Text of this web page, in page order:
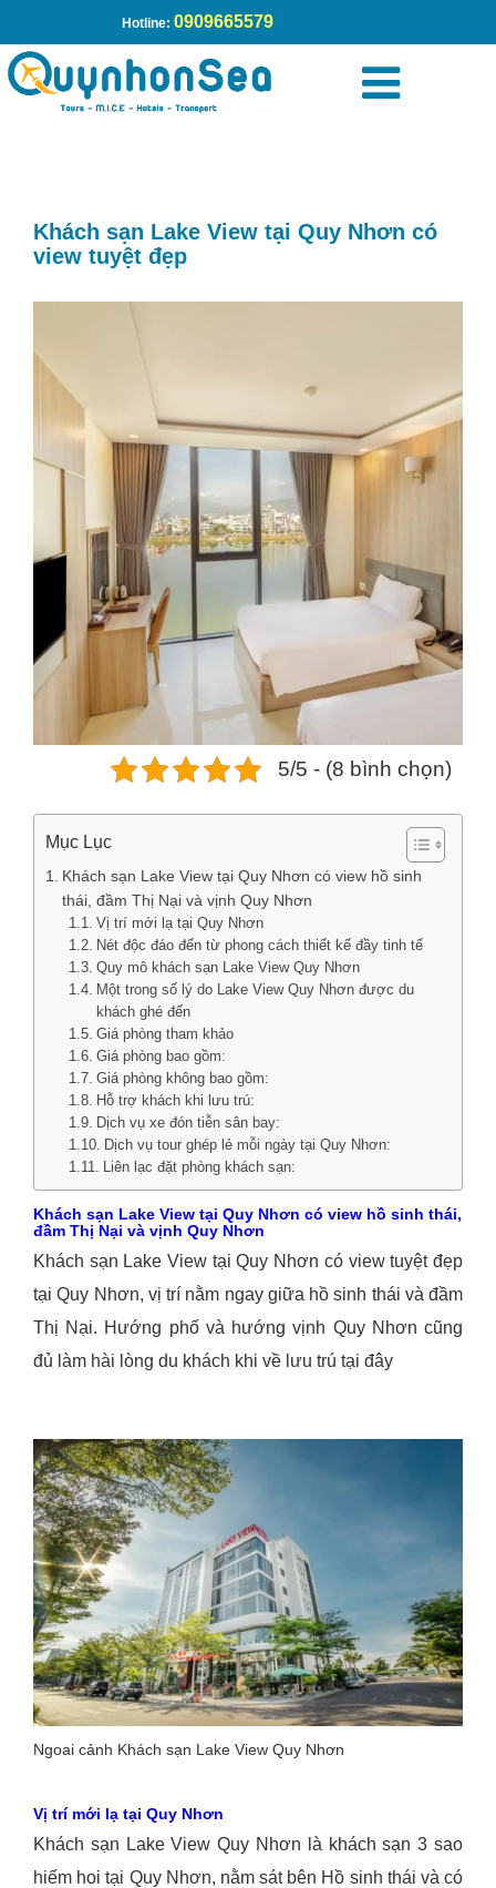
Hotline: 0909665579
Trang chủ»Khách sạn Lake View tại Quy Nhơn có view tuyệt
đẹp
Khách sạn Lake View tại Quy Nhơn có
view tuyệt đẹp
5/5 - (8 bình chọn)
Mục Lục
Khách sạn Lake View tại Quy Nhơn có view hồ sinh
thái, đầm Thị Nại và vịnh Quy Nhơn
Vị trí mới lạ tại Quy Nhơn
Nét độc đáo đến từ phong cách thiết kế đầy tinh tế
Quy mô khách sạn Lake View Quy Nhơn
Một trong số lý do Lake View Quy Nhơn được du
khách ghé đến
Giá phòng tham khảo
Giá phòng bao gồm:
Giá phòng không bao gồm:
Hỗ trợ khách khi lưu trú:
Dịch vụ xe đón tiễn sân bay:
Dịch vụ tour ghép lẻ mỗi ngày tại Quy Nhơn:
Liên lạc đặt phòng khách sạn:
Khách sạn Lake View tại Quy Nhơn có view hồ sinh thái,
đầm Thị Nại và vịnh Quy Nhơn
Khách sạn Lake View tại Quy Nhơn có view tuyệt đẹp
tại Quy Nhơn, vị trí nằm ngay giữa hồ sinh thái và đầm
Thị Nại. Hướng phố và hướng vịnh Quy Nhơn cũng
đủ làm hài lòng du khách khi về lưu trú tại đây
Ngoai cảnh Khách sạn Lake View Quy Nhơn
Vị trí mới lạ tại Quy Nhơn
Khách sạn Lake View Quy Nhơn là khách sạn 3 sao
hiếm hoi tại Quy Nhơn, nằm sát bên Hồ sinh thái và có